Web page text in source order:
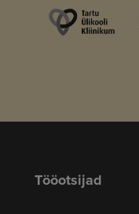
Tööotsijad